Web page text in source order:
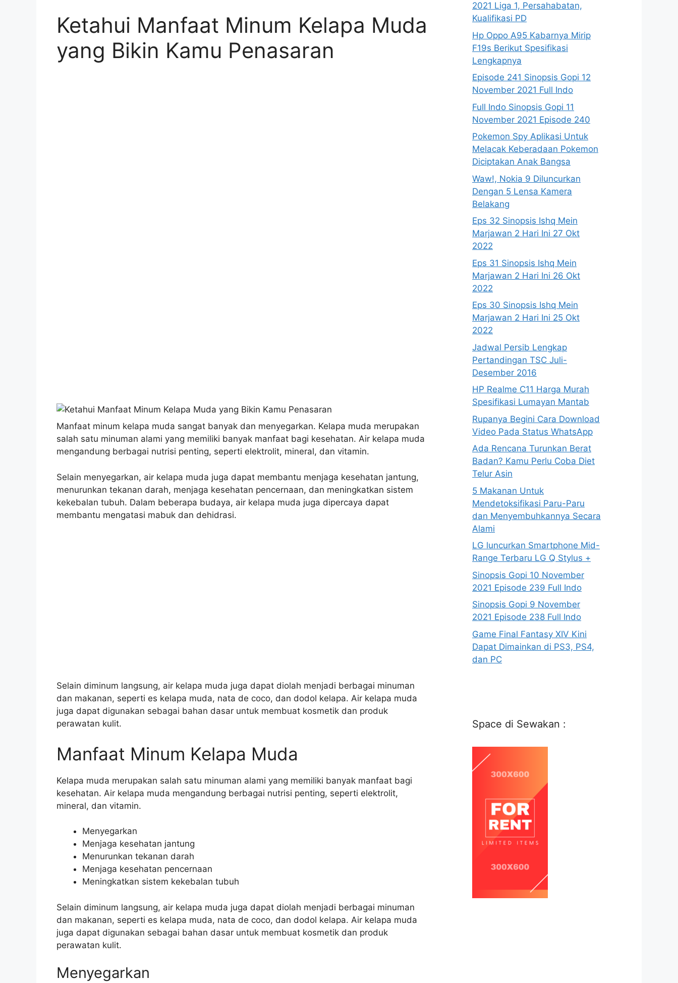
Ketahui Manfaat Minum Kelapa Muda
yang Bikin Kamu Penasaran
Manfaat minum kelapa muda sangat banyak dan menyegarkan. Kelapa muda merupakan
salah satu minuman alami yang memiliki banyak manfaat bagi kesehatan. Air kelapa muda
mengandung berbagai nutrisi penting, seperti elektrolit, mineral, dan vitamin.
Selain menyegarkan, air kelapa muda juga dapat membantu menjaga kesehatan jantung,
menurunkan tekanan darah, menjaga kesehatan pencernaan, dan meningkatkan sistem
kekebalan tubuh. Dalam beberapa budaya, air kelapa muda juga dipercaya dapat
membantu mengatasi mabuk dan dehidrasi.
Selain diminum langsung, air kelapa muda juga dapat diolah menjadi berbagai minuman
dan makanan, seperti es kelapa muda, nata de coco, dan dodol kelapa. Air kelapa muda
juga dapat digunakan sebagai bahan dasar untuk membuat kosmetik dan produk
perawatan kulit.
Manfaat Minum Kelapa Muda
Kelapa muda merupakan salah satu minuman alami yang memiliki banyak manfaat bagi
kesehatan. Air kelapa muda mengandung berbagai nutrisi penting, seperti elektrolit,
mineral, dan vitamin.
Menyegarkan
Menjaga kesehatan jantung
Menurunkan tekanan darah
Menjaga kesehatan pencernaan
Meningkatkan sistem kekebalan tubuh
Selain diminum langsung, air kelapa muda juga dapat diolah menjadi berbagai minuman
dan makanan, seperti es kelapa muda, nata de coco, dan dodol kelapa. Air kelapa muda
juga dapat digunakan sebagai bahan dasar untuk membuat kosmetik dan produk
perawatan kulit.
Menyegarkan
2021 Liga 1, Persahabatan,
Kualifikasi PD
Hp Oppo A95 Kabarnya Mirip
F19s Berikut Spesifikasi
Lengkapnya
Episode 241 Sinopsis Gopi 12
November 2021 Full Indo
Full Indo Sinopsis Gopi 11
November 2021 Episode 240
Pokemon Spy Aplikasi Untuk
Melacak Keberadaan Pokemon
Diciptakan Anak Bangsa
Waw!, Nokia 9 Diluncurkan
Dengan 5 Lensa Kamera
Belakang
Eps 32 Sinopsis Ishq Mein
Marjawan 2 Hari Ini 27 Okt
2022
Eps 31 Sinopsis Ishq Mein
Marjawan 2 Hari Ini 26 Okt
2022
Eps 30 Sinopsis Ishq Mein
Marjawan 2 Hari Ini 25 Okt
2022
Jadwal Persib Lengkap
Pertandingan TSC Juli-
Desember 2016
HP Realme C11 Harga Murah
Spesifikasi Lumayan Mantab
Rupanya Begini Cara Download
Video Pada Status WhatsApp
Ada Rencana Turunkan Berat
Badan? Kamu Perlu Coba Diet
Telur Asin
5 Makanan Untuk
Mendetoksifikasi Paru-Paru
dan Menyembuhkannya Secara
Alami
LG luncurkan Smartphone Mid-
Range Terbaru LG Q Stylus +
Sinopsis Gopi 10 November
2021 Episode 239 Full Indo
Sinopsis Gopi 9 November
2021 Episode 238 Full Indo
Game Final Fantasy XIV Kini
Dapat Dimainkan di PS3, PS4,
dan PC
Space di Sewakan :